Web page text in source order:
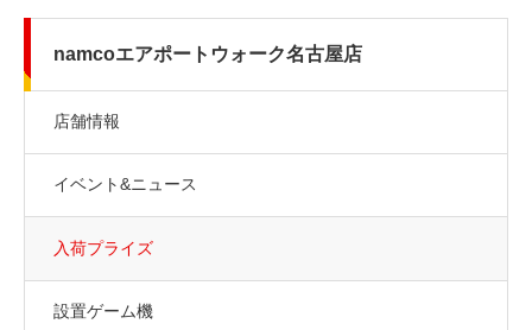
namcoエアポートウォーク名古屋店
店舗情報
イベント&ニュース
入荷プライズ
設置ゲーム機